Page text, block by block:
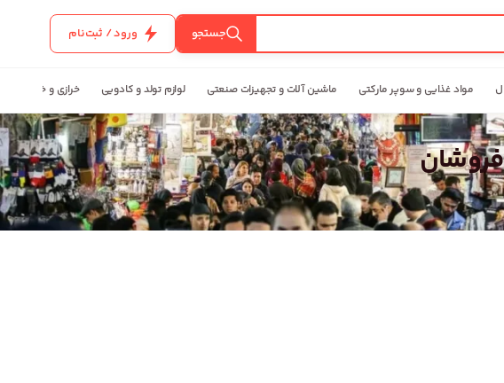
جستجو ورود / ثبت‌نام
مواد غذایی و سوپر مارکتی ماشین آلات و تجهیزات صنعتی لوازم تولد و کادویی خرازی و خیاطی